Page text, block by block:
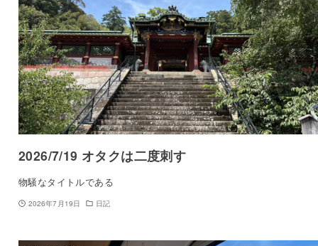
2026/7/19 オタクは二度刺す
物騒なタイトルである
2026年7月19日 日記